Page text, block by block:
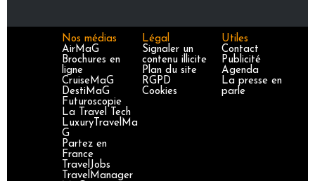
Nos médias
AirMaG
Brochures en
ligne
CruiseMaG
DestiMaG
Futuroscopie
La Travel Tech
LuxuryTravelMa
G
Partez en
France
TravelJobs
TravelManager
Légal
Signaler un
contenu illicite
Plan du site
RGPD
Cookies
Utiles
Contact
Publicité
Agenda
La presse en
parle